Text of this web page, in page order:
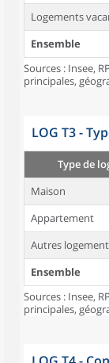
Logements
Ensemble
Sources : Insee,
principales,
LOG T3 -
Type de
Maison
Appartement
Autres
Ensemble
Sources : Insee,
principales,